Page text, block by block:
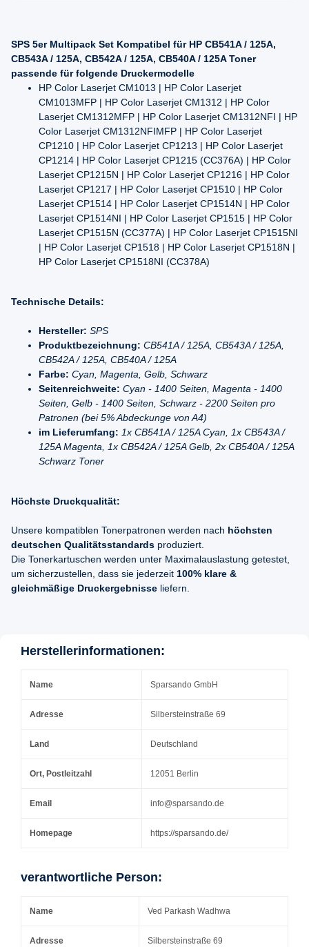
SPS 5er Multipack Set Kompatibel für HP CB541A / 125A,
CB543A / 125A, CB542A / 125A, CB540A / 125A Toner
passende für folgende Druckermodelle
HP Color Laserjet CM1013 | HP Color Laserjet
CM1013MFP | HP Color Laserjet CM1312 | HP Color
Laserjet CM1312MFP | HP Color Laserjet CM1312NFI | HP
Color Laserjet CM1312NFIMFP | HP Color Laserjet
CP1210 | HP Color Laserjet CP1213 | HP Color Laserjet
CP1214 | HP Color Laserjet CP1215 (CC376A) | HP Color
Laserjet CP1215N | HP Color Laserjet CP1216 | HP Color
Laserjet CP1217 | HP Color Laserjet CP1510 | HP Color
Laserjet CP1514 | HP Color Laserjet CP1514N | HP Color
Laserjet CP1514NI | HP Color Laserjet CP1515 | HP Color
Laserjet CP1515N (CC377A) | HP Color Laserjet CP1515NI
| HP Color Laserjet CP1518 | HP Color Laserjet CP1518N |
HP Color Laserjet CP1518NI (CC378A)
Technische Details:
Hersteller: SPS
Produktbezeichnung: CB541A / 125A, CB543A / 125A,
CB542A / 125A, CB540A / 125A
Farbe: Cyan, Magenta, Gelb, Schwarz
Seitenreichweite: Cyan - 1400 Seiten, Magenta - 1400
Seiten, Gelb - 1400 Seiten, Schwarz - 2200 Seiten pro
Patronen (bei 5% Abdeckunge von A4)
im Lieferumfang: 1x CB541A / 125A Cyan, 1x CB543A /
125A Magenta, 1x CB542A / 125A Gelb, 2x CB540A / 125A
Schwarz Toner
Höchste Druckqualität:
Unsere kompatiblen Tonerpatronen werden nach höchsten
deutschen Qualitätsstandards produziert.
Die Tonerkartuschen werden unter Maximalauslastung getestet,
um sicherzustellen, dass sie jederzeit 100% klare &
gleichmäßige Druckergebnisse liefern.
Herstellerinformationen:
Name Sparsando GmbH
Adresse Silbersteinstraße 69
Land Deutschland
Ort, Postleitzahl 12051 Berlin
Email info@sparsando.de
Homepage https://sparsando.de/
verantwortliche Person:
Name Ved Parkash Wadhwa
Adresse Silbersteinstraße 69